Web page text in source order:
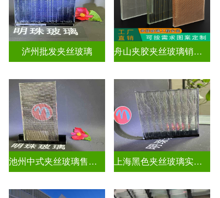
泸州批发夹丝玻璃 舟山夹胶夹丝玻璃销售店
池州中式夹丝玻璃售价多少 上海黑色夹丝玻璃实体工厂